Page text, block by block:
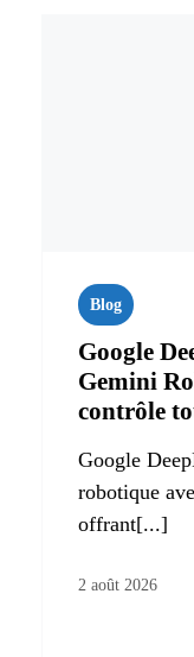
Blog
Google
Gemini
contrôle
Google
robotique
offrant[...]
2 août 2026